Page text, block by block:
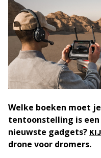
Welke boeken moet
tentoonstelling is
nieuwste gadgets?
drone voor dromers.